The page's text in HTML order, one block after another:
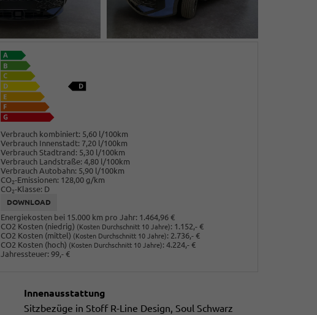
Verbrauch kombiniert: 5,60 l/100km
Verbrauch Innenstadt: 7,20 l/100km
Verbrauch Stadtrand: 5,30 l/100km
Verbrauch Landstraße: 4,80 l/100km
Verbrauch Autobahn: 5,90 l/100km
CO2-Emissionen: 128,00 g/km
CO2-Klasse: D
DOWNLOAD
Energiekosten bei 15.000 km pro Jahr: 1.464,96 €
CO2 Kosten (niedrig) (Kosten Durchschnitt 10 Jahre): 1.152,- €
CO2 Kosten (mittel) (Kosten Durchschnitt 10 Jahre): 2.736,- €
CO2 Kosten (hoch) (Kosten Durchschnitt 10 Jahre): 4.224,- €
Jahressteuer: 99,- €
Innenausstattung
Sitzbezüge in Stoff R-Line Design, Soul Schwarz